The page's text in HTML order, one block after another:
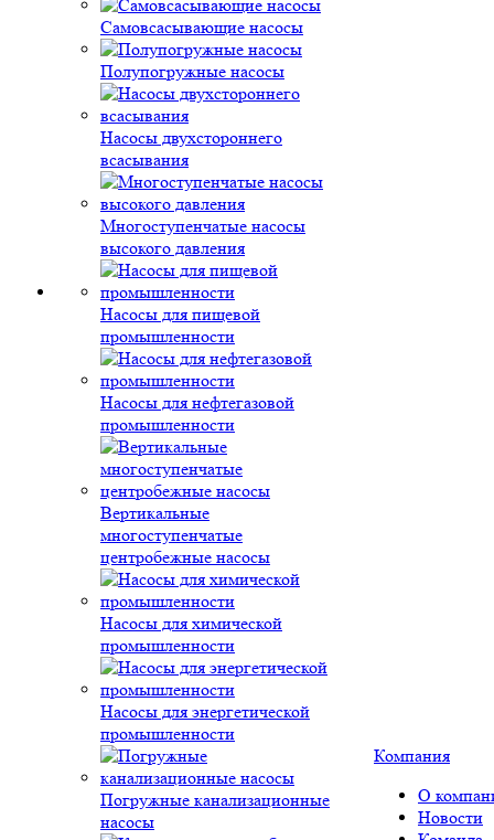
Самовсасывающие насосы
Полупогружные насосы
Насосы двухстороннего
всасывания
Многоступенчатые насосы
высокого давления
Насосы для пищевой
промышленности
Насосы для нефтегазовой
промышленности
Вертикальные
многоступенчатые
центробежные насосы
Насосы для химической
промышленности
Насосы для энергетической
промышленности
Погружные канализационные
насосы
Компания
О
Новости